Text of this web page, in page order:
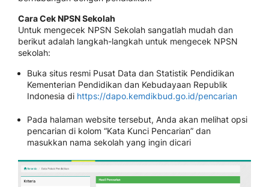
Cara CekNPSN Sekolah
Untuk mengecek NPSN Sekolah sangatlah mudah dan
berikut adalah langkah-langkah untuk mengecek NPSN
sekolah:
Buka situs resmi Pusat Data dan Statistik Pendidikan
Kementerian Pendidikan dan Kebudayaan Republik
Indonesia di https://dapo.kemdikbud.go.id/pencarian
Pada halaman website tersebut, Anda akan melihat opsi
pencarian di kolom “Kata Kunci Pencarian” dan
masukkan nama sekolah yang ingin dicari